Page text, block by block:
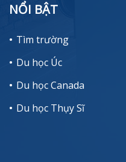
NỔI BẬT
Tìm trường
Du học Úc
Du học Canada
Du học Thụy Sĩ